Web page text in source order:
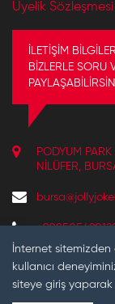
İnternet
kullanıcı
siteye giriş yaparak
Üyelik Sözleşmesi
İLETİŞİM
BİZLERLE SORU
PODYUM
NILÜFER,
10:30 - 22:00